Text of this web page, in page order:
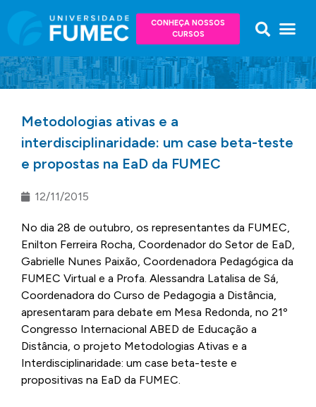
CONHEÇA NOSSOS
CURSOS
Metodologias ativas e a
interdisciplinaridade: um case beta-teste
e propostas na EaD da FUMEC
12/11/2015
No dia 28 de outubro, os representantes da FUMEC,
Enilton Ferreira Rocha, Coordenador do Setor de EaD,
Gabrielle Nunes Paixão, Coordenadora Pedagógica da
FUMEC Virtual e a Profa. Alessandra Latalisa de Sá,
Coordenadora do Curso de Pedagogia a Distância,
apresentaram para debate em Mesa Redonda, no 21º
Congresso Internacional ABED de Educação a
Distância, o projeto Metodologias Ativas e a
Interdisciplinaridade: um case beta-teste e
propositivas na EaD da FUMEC.